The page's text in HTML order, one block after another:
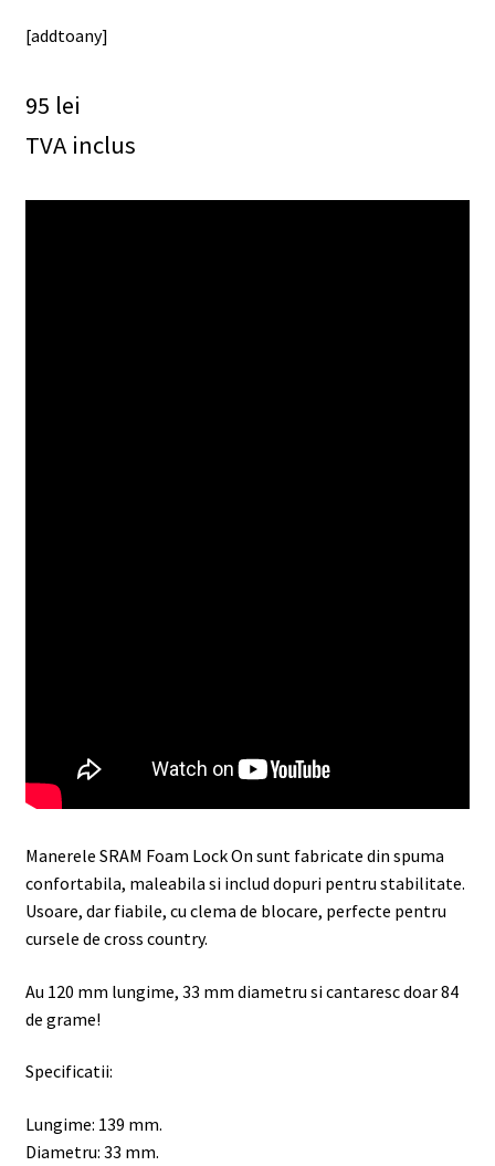
[addtoany]
95 lei
TVA inclus
Manerele SRAM Foam Lock On sunt fabricate din spuma
confortabila, maleabila si includ dopuri pentru stabilitate.
Usoare, dar fiabile, cu clema de blocare, perfecte pentru
cursele de cross country.
Au 120 mm lungime, 33 mm diametru si cantaresc doar 84
de grame!
Specificatii:
Lungime: 139 mm.
Diametru: 33 mm.